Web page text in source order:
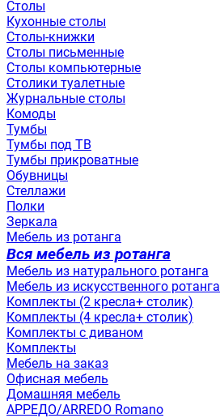
Столы
Кухонные столы
Столы-книжки
Столы письменные
Столы компьютерные
Столики туалетные
Журнальные столы
Комоды
Тумбы
Тумбы под ТВ
Тумбы прикроватные
Обувницы
Стеллажи
Полки
Зеркала
Мебель из ротанга
Вся мебель из ротанга
Мебель из натурального ротанга
Мебель из искусственного ротанга
Комплекты (2 кресла+ столик)
Комплекты (4 кресла+ столик)
Комплекты с диваном
Комплекты
Мебель на заказ
Офисная мебель
Домашняя мебель
АРРЕДО/ARREDO Romano